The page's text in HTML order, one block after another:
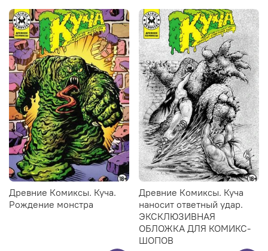
Древние Комиксы. Куча.
Рождение монстра
Древние Комиксы. Куча
наносит ответный удар.
ЭКСКЛЮЗИВНАЯ
ОБЛОЖКА ДЛЯ КОМИКС-
ШОПОВ